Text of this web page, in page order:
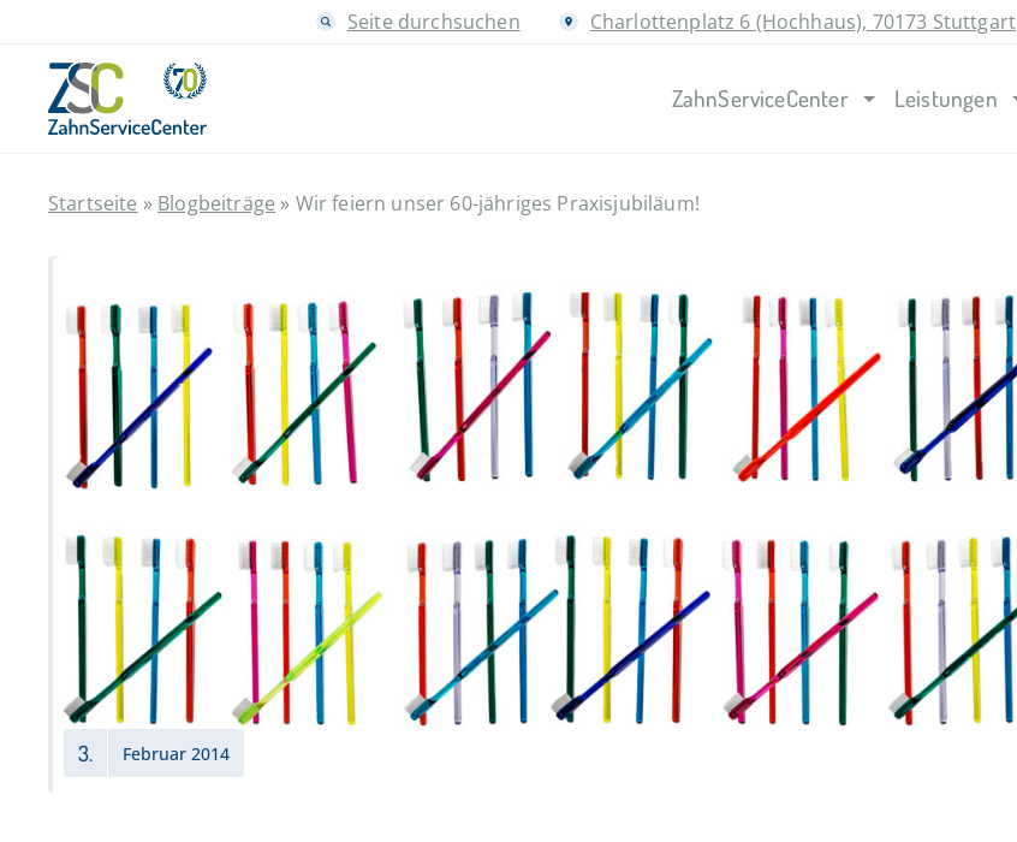
Seite durchsuchen Charlottenplatz 6 (Hochhaus), 70173 Stuttgart
ZahnServiceCenter Leistungen
Startseite » Blogbeiträge » Wir feiern unser 60-jähriges Praxisjubiläum!
3. Februar 2014